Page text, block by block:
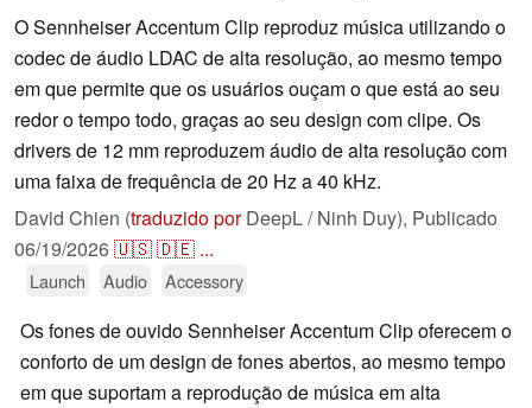
O Sennheiser Accentum Clip reproduz música utilizando o
codec de áudio LDAC de alta resolução, ao mesmo tempo
em que permite que os usuários ouçam o que está ao seu
redor o tempo todo, graças ao seu design com clipe. Os
drivers de 12 mm reproduzem áudio de alta resolução com
uma faixa de frequência de 20 Hz a 40 kHz.
David Chien (traduzido porDeepL / Ninh Duy), Publicado
06/19/2026🇺🇸🇩🇪 ...
Launch Audio Accessory
Os fones de ouvido Sennheiser Accentum Clip oferecem o
conforto de um design de fones abertos, ao mesmo tempo
em que suportam a reprodução de música em alta